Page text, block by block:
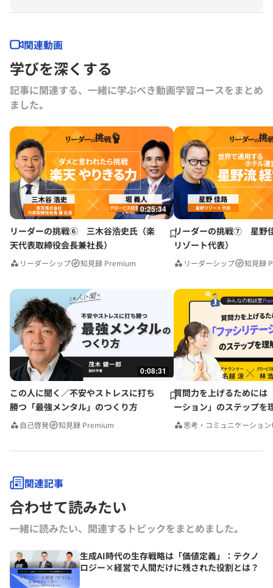
任。2022年にLuckyFesを立ち上げ、現在総合プロデューサーを務め
社 社外取締役。
関連動画
学びを深くする
記事に関連する、一緒に学ぶべき動画学習コースをまとめ
ました｡
0:25:34
リーダーの挑戦⑥ 三木谷浩史氏（楽
天代表取締役会長兼社長）
リーダーシップ 知見録 Premium
リーダーの挑戦⑦ 星野
リゾート代表）
リーダーシップ 知見録
0:08:31
この人に聞く／不安やストレスに打ち
勝つ「最強メンタル」のつくり方
自己啓発 知見録 Premium
質問力を上げるためには
ーション」のステップを
みんなの相談室Premium
思考・コミュニケーション
関連記事
合わせて読みたい
一緒に読みたい、関連するトピックをまとめました｡
生成AI時代の生存戦略は「価値定義」：テクノ
ロジー×経営で人間だけに残された役割とは？